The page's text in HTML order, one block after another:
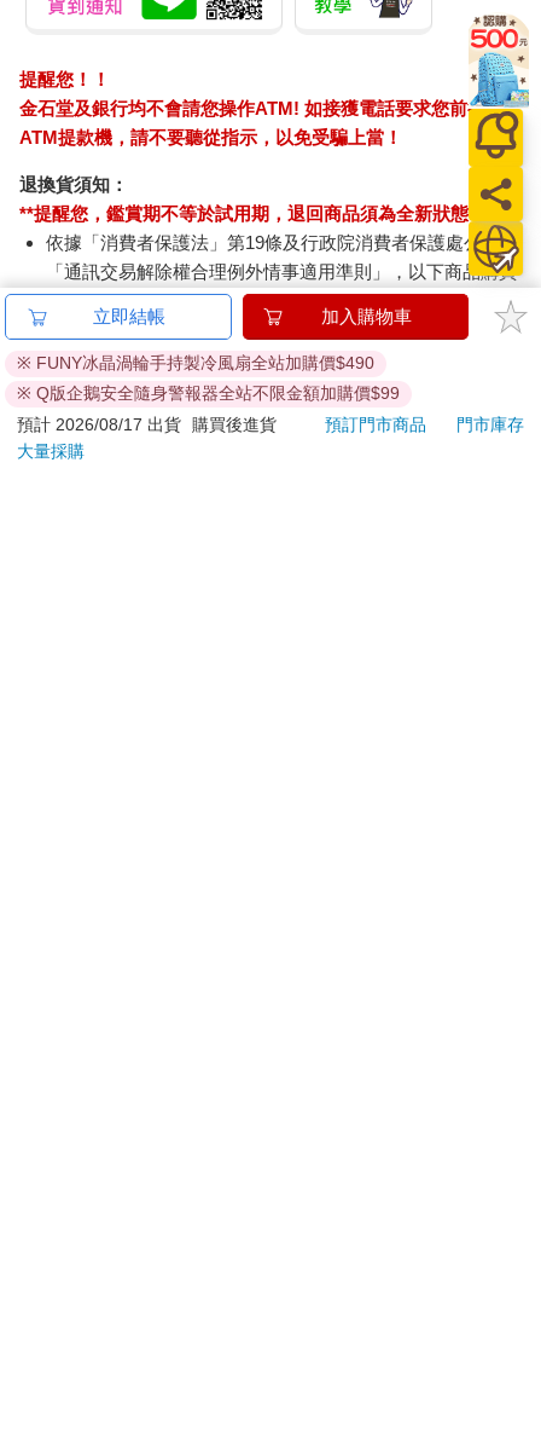
提醒您！！
金石堂及銀行均不會請您操作ATM! 如接獲電話要求您前往
ATM提款機，請不要聽從指示，以免受騙上當！
退換貨須知：
**提醒您，鑑賞期不等於試用期，退回商品須為全新狀態**
依據「消費者保護法」第19條及行政院消費者保護處公告之
「通訊交易解除權合理例外情事適用準則」，以下商品購買
後，除商品本身有瑕疵外，將不提供7天的猶豫期：
易於腐敗、保存期限較短或解約時即將逾期。（如：生
鮮食品）
依消費者要求所為之客製化給付。（客製化商品）
報紙、期刊或雜誌。（含MOOK、外文雜誌）
經消費者拆封之影音商品或電腦軟體。
立即結帳 加入購物車
※ FUNY冰晶渦輪手持製冷風扇全站加購價$490
※ Q版企鵝安全隨身警報器全站不限金額加購價$99
預計 2026/08/17 出貨
購買後進貨 預訂門市商品
門市庫存
大量採購